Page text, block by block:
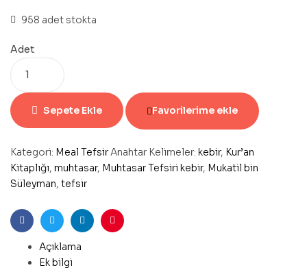
958 adet stokta
Adet
Sepete Ekle Favorilerime ekle
Kategori: Meal TefsirAnahtar Kelimeler: kebir, Kur’an
Kitaplığı, muhtasar, Muhtasar Tefsiri kebir, Mukatil bin
Süleyman, tefsir
FacebookTwitterLinkedinPinterest
Açıklama
Ek bilgi